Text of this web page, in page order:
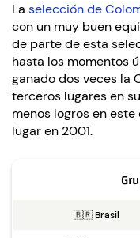
La selección de
con un muy buen
de parte de esta
hasta los momentos
ganado dos veces la
terceros lugares en
menos logros en
lugar en 2001.
🇧🇷 Brasil